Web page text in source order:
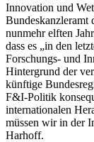
Innovation und
Bundeskanzleramt
nunmehr elften
dass es „in den
Forschungs- und
Hintergrund der
künftige
F&I-Politik
internationalen
müssen wir in der
Harhoff.